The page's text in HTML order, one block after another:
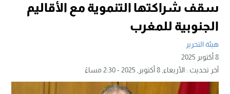
سقف شراكتها التنموية مع الأقاليم
الجنوبية للمغرب
هيئة التحرير
8 أكتوبر 2025
آخر تحديث :الأربعاء, 8 أكتوبر, 2025 - 2:30 مساءً